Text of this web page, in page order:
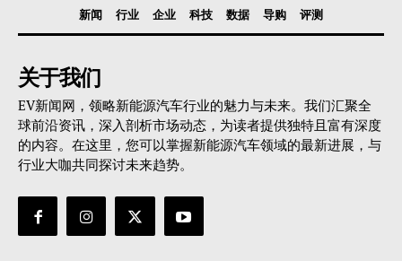
新闻 行业 企业 科技 数据 导购 评测
关于我们
EV新闻网，领略新能源汽车行业的魅力与未来。我们汇聚全
球前沿资讯，深入剖析市场动态，为读者提供独特且富有深度
的内容。在这里，您可以掌握新能源汽车领域的最新进展，与
行业大咖共同探讨未来趋势。